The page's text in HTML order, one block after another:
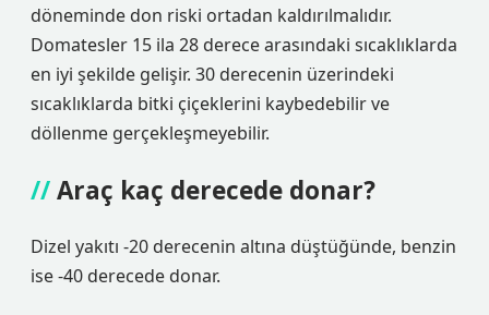
döneminde don riski ortadan kaldırılmalıdır.
Domatesler 15 ila 28 derece arasındaki sıcaklıklarda
en iyi şekilde gelişir. 30 derecenin üzerindeki
sıcaklıklarda bitki çiçeklerini kaybedebilir ve
döllenme gerçekleşmeyebilir.
Araç kaç derecede donar?
Dizel yakıtı -20 derecenin altına düştüğünde, benzin
ise -40 derecede donar.